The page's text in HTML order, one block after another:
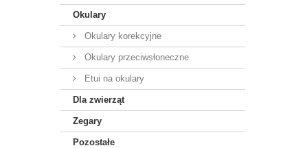
Okulary
Okulary korekcyjne
Okulary przeciwsłoneczne
Etui na okulary
Dla zwierząt
Zegary
Pozostałe